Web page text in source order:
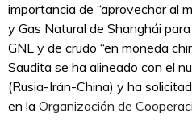
importancia de “aprovechar al
y Gas Natural de Shanghái
GNL y de crudo “en moneda
Saudita se ha alineado con el
(Rusia-Irán-China) y ha
en la Organización de